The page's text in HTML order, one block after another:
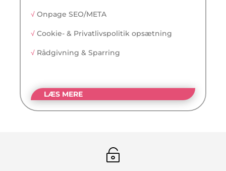
√Onpage SEO/META
√Cookie- & Privatlivspolitik opsætning
√Rådgivning & Sparring
LÆS MERE
